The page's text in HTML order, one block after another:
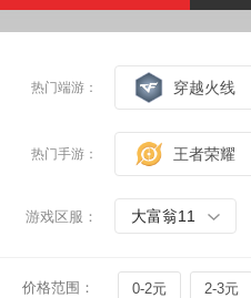
热门端游： 穿越火线
热门手游： 王者荣耀
游戏区服： 大富翁11
价格范围： 0-2元 2-3元